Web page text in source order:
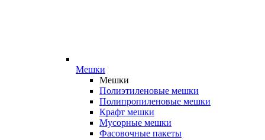
Мешки
Мешки
Полиэтиленовые мешки
Полипропиленовые мешки
Крафт мешки
Мусорные мешки
Фасовочные пакеты